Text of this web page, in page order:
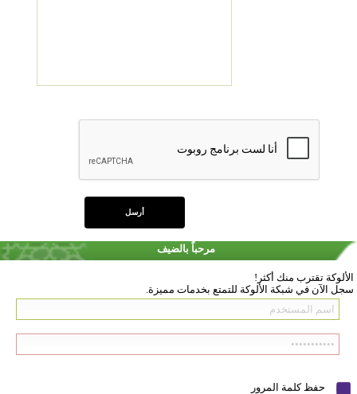
مرحباً بالضيف
الألوكة تقترب منك أكثر!
سجل الآن في شبكة الألوكة للتمتع بخدمات مميزة.
حفظ كلمة المرور